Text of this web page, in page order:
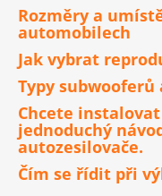
Rozměry a
automobilech
Jak vybrat
Typy subwooferů
Chcete
jednoduchý
autozesilovače.
Čím se řídit při